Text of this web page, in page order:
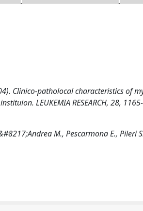
Clinico-patholocal characteristics of
LEUKEMIA RESEARCH, 28,
M., Pescarmona E., Pileri